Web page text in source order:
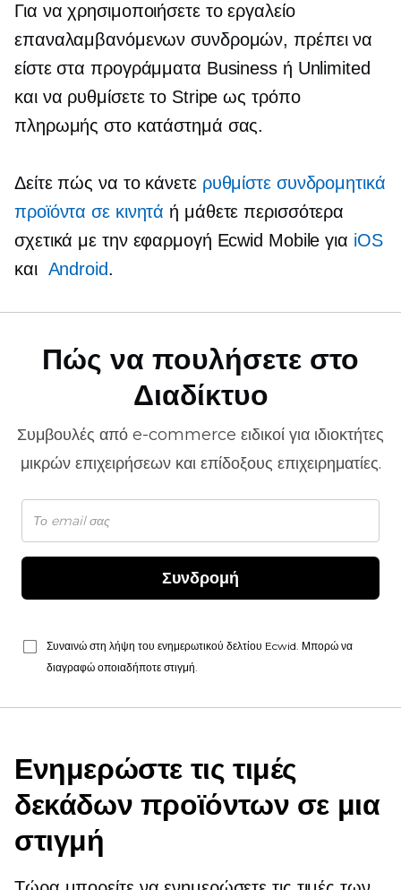
Για να χρησιμοποιήσετε το εργαλείο
επαναλαμβανόμενων συνδρομών, πρέπει να
είστε στα προγράμματα Business ή Unlimited
και να ρυθμίσετε το Stripe ως τρόπο
πληρωμής στο κατάστημά σας.
Δείτε πώς να το κάνετε ρυθμίστε συνδρομητικά
προϊόντα σε κινητά ή μάθετε περισσότερα
σχετικά με την εφαρμογή Ecwid Mobile για iOS
και Android.
Πώς να πουλήσετε στο
Διαδίκτυο
Συμβουλές από e-commerce ειδικοί για ιδιοκτήτες
μικρών επιχειρήσεων και επίδοξους επιχειρηματίες.
Συνδρομή
Συναινώ στη λήψη του ενημερωτικού δελτίου Ecwid. Μπορώ να
διαγραφώ οποιαδήποτε στιγμή.
Ενημερώστε τις τιμές
δεκάδων προϊόντων σε μια
στιγμή